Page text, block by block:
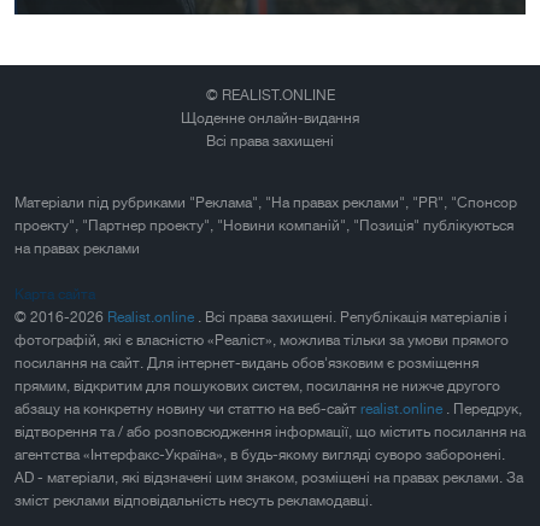
© REALIST.ONLINE
Щоденне онлайн-видання
Всі права захищені
Матеріали під рубриками "Реклама", "На правах реклами", "PR", "Спонсор
проекту", "Партнер проекту", "Новини компаній", "Позиція" публікуються
на правах реклами
Карта сайта
© 2016-2026 Realist.online . Всі права захищені. Републікація матеріалів і
фотографій, які є власністю «Реаліст», можлива тільки за умови прямого
посилання на сайт. Для інтернет-видань обов'язковим є розміщення
прямим, відкритим для пошукових систем, посилання не нижче другого
абзацу на конкретну новину чи статтю на веб-сайт realist.online . Передрук,
відтворення та / або розповсюдження інформації, що містить посилання на
агентства «Інтерфакс-Україна», в будь-якому вигляді суворо заборонені.
AD - матеріали, які відзначені цим знаком, розміщені на правах реклами. За
зміст реклами відповідальність несуть рекламодавці.